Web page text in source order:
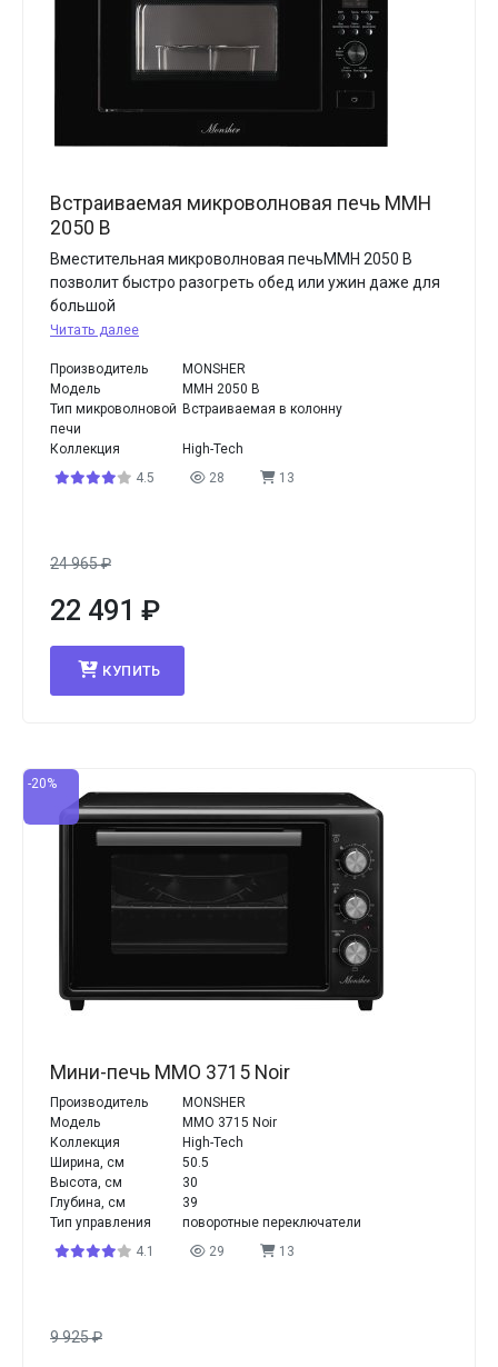
Встраиваемая микроволновая печь MMH
2050 B
Вместительная микроволновая печьMMH 2050 B
позволит быстро разогреть обед или ужин даже для
большой
Читать далее
Производитель
MONSHER
Модель
MMH 2050 B
Тип микроволновой
печи
Встраиваемая в колонну
Коллекция
High-Tech
4.5
28 13
24 965₽
22 491 ₽
КУПИТЬ
-20%
Мини-печь MMO 3715 Noir
Производитель
MONSHER
Модель
MMO 3715 Noir
Коллекция
High-Tech
Ширина, см
50.5
Высота, см
30
Глубина, см
39
Тип управления
поворотные переключатели
4.1
29 13
9 925₽